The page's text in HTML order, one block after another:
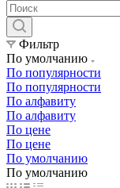
Фильтр
По умолчанию
По популярности
По популярности
По алфавиту
По алфавиту
По цене
По цене
По умолчанию
По умолчанию